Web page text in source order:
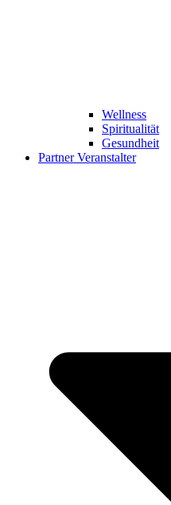
Wellness
Spiritualität
Gesundheit
Partner Veranstalter